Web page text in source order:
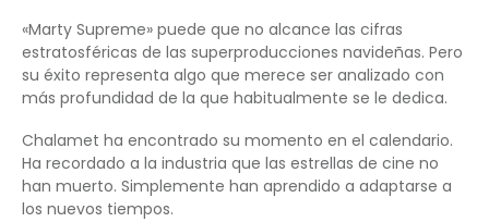
«Marty Supreme» puede que no alcance las cifras
estratosféricas de las superproducciones navideñas. Pero
su éxito representa algo que merece ser analizado con
más profundidad de la que habitualmente se le dedica.
Chalamet ha encontrado su momento en el calendario.
Ha recordado a la industria que las estrellas de cine no
han muerto. Simplemente han aprendido a adaptarse a
los nuevos tiempos.